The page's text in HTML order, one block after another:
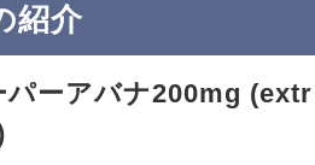
紹介
パーアバナ200mg (extr